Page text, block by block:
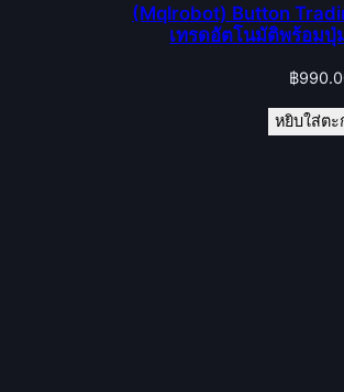
(Mqlrobot) Button
เทรดอัตโนมัติพร้อมปุ่
฿
หยิบใส่ตะ